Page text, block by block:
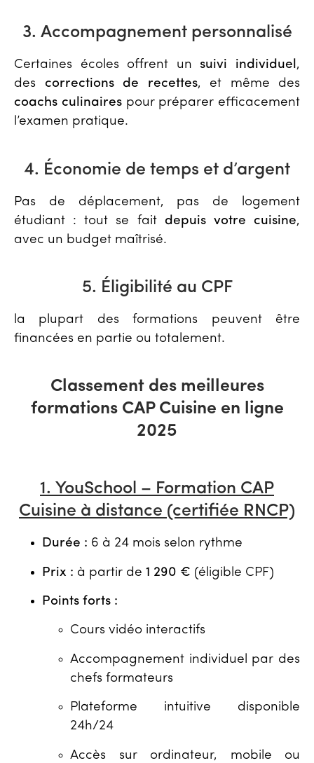
3. Accompagnement personnalisé
Certaines écoles offrent un suivi individuel,
des corrections de recettes, et même des
coachs culinairespour préparer efficacement
l’examen pratique.
4. Économie de temps et d’argent
Pas de déplacement, pas de logement
étudiant : tout se fait depuis votre cuisine,
avec un budget maîtrisé.
5. Éligibilité au CPF
la plupart des formations peuvent être
financées en partie ou totalement.
Classement des meilleures
formations CAP Cuisine en ligne
2025
1. YouSchool – Formation CAP
Cuisine à distance (certifiée RNCP)
Durée : 6 à 24 mois selon rythme
Prix : à partir de 1 290 € (éligible CPF)
Points forts :
Cours vidéo interactifs
Accompagnement individuel par des
chefs formateurs
Plateforme intuitive disponible
24h/24
Accès sur ordinateur, mobile ou